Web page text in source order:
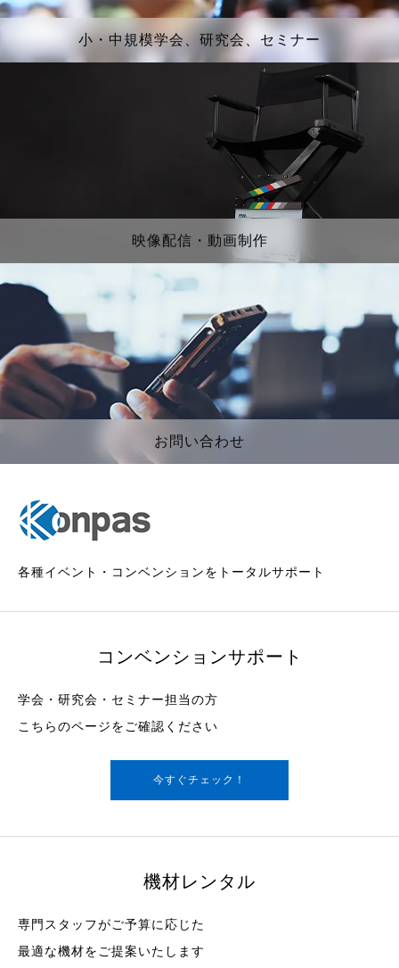
小・中規模学会、研究会、セミナー
映像配信・動画制作
お問い合わせ
各種イベント・コンベンションをトータルサポート
コンベンションサポート
学会・研究会・セミナー担当の方
こちらのページをご確認ください
今すぐチェック！
機材レンタル
専門スタッフがご予算に応じた
最適な機材をご提案いたします